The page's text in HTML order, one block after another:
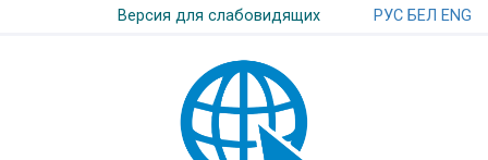
Версия для слабовидящих РУС БЕЛ ENG